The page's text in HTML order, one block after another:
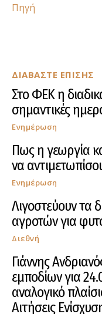
ΔΙΑΒΑΣΤΕ ΕΠΙΣΗΣ
Στο ΦΕΚ η
σημαντικές
Ενημέρωση
Πως η γεωργία
να
Ενημέρωση
Λιγοστεύουν τα
αγροτών για
Διεθνή
Γιάννης
εμποδίων για
αναλογικό
Αιτήσεις
Πηγή